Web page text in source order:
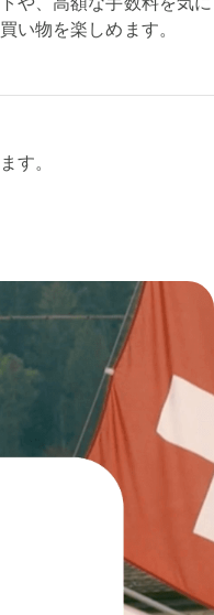
い物を楽しめます。
す。